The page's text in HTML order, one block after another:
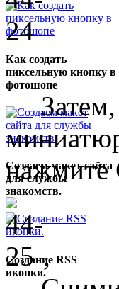
Как создать
пиксельную кнопку в
фотошопе
Создаем макет сайта
для службы
знакомств.
Создание RSS
иконки.
Затем,
нажмите
,